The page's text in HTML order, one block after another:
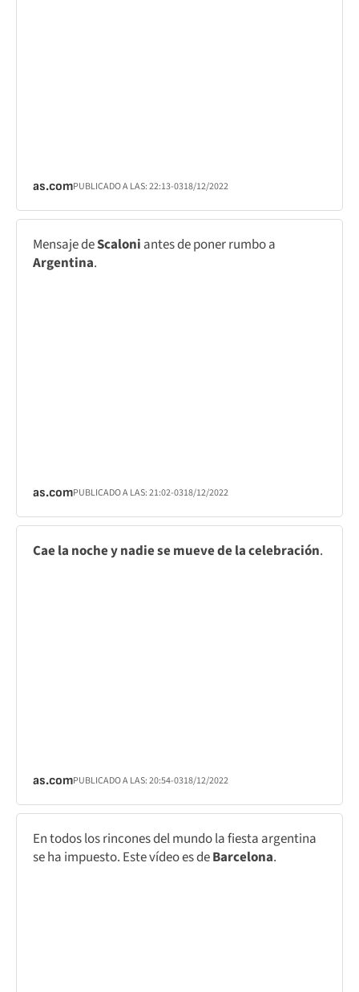
as.comPUBLICADO A LAS:22:13-0318/12/2022
Mensaje deScaloni antes de poner rumbo a
Argentina.
as.comPUBLICADO A LAS:21:02-0318/12/2022
Cae la noche y nadie se mueve de la celebración.
as.comPUBLICADO A LAS:20:54-0318/12/2022
En todos los rincones del mundo la fiesta argentina
se ha impuesto. Este vídeo es deBarcelona.